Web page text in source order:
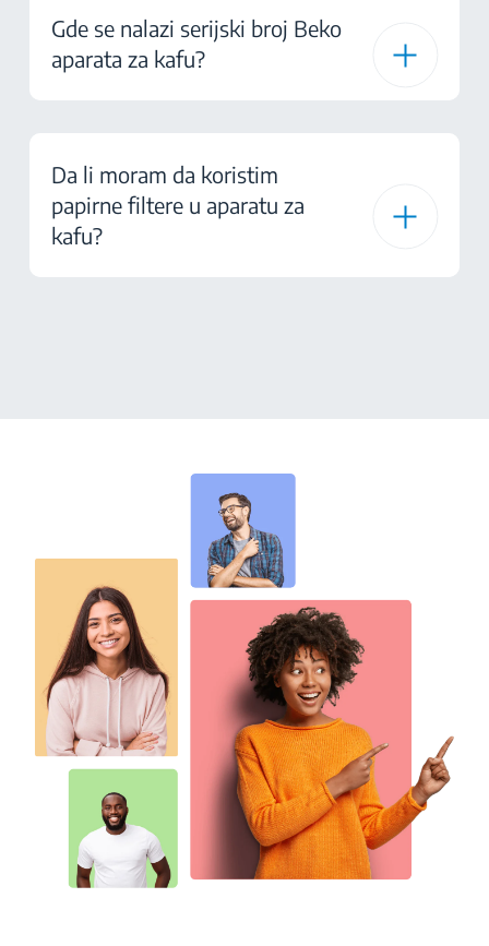
Gde se nalazi serijski broj Beko
aparata za kafu?
Da li moram da koristim
papirne filtere u aparatu za
kafu?